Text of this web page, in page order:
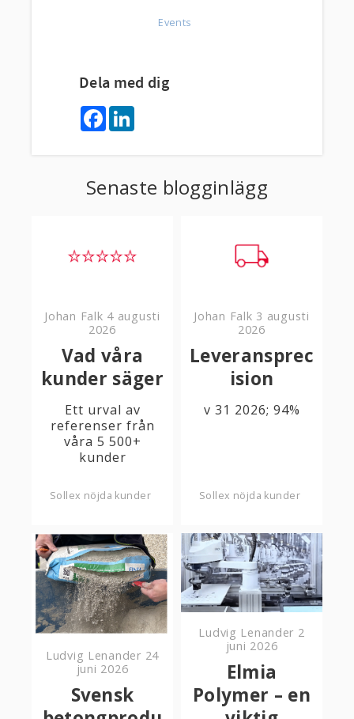
Events
Dela med dig
F
a
o I
Senaste blogginlägg
Johan Falk 4 augusti
2026
Vad våra
kunder säger
Ett urval av
referenser från
våra 5 500+
kunder
Sollex nöjda kunder
Johan Falk 3 augusti
2026
Leveransprec
ision
v 31 2026; 94%
Sollex nöjda kunder
Ludvig Lenander 24
juni 2026
Svensk
Ludvig Lenander 2
juni 2026
Elmia
Polymer – en